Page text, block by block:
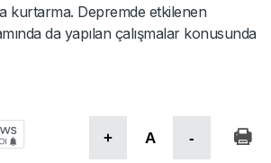
kurtarma. Depremde etkilenen
da yapılan çalışmalar konusunda
+ A -